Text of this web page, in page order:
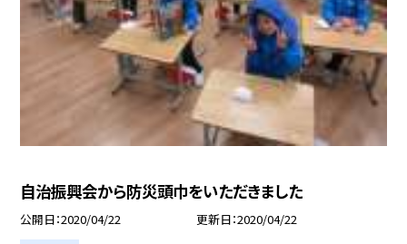
自治振興会から防災頭巾をいただきました
公開日 2020/04/22 更新日 2020/04/22